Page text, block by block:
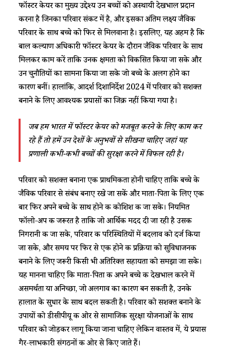
फॉस्टर केयर का मुख्य उद्देश्य उन बच्चों को अस्थायी देखभाल प्रदान
करना है जिनका परिवार संकट में है, और इसका अंतिम लक्ष्य जैविक
परिवार के साथ बच्चे को फिर से मिलवाना है। इसलिए, यह अहम है कि
बाल कल्याण अधिकारी फॉस्टर केयर के दौरान जैविक परिवार के साथ
मिलकर काम करें ताकि उनकी क्षमता को विकसित किया जा सके और
उन चुनौतियों का सामना किया जा सके जो बच्चे के अलग होने का
कारण बनीं। हालांकि, आदर्श दिशानिर्देश 2024 में परिवार को सशक्त
बनाने के लिए आवश्यक प्रयासों का जिक्र नहीं किया गया है।
जब हम भारत में फॉस्टर केयर को मजबूत करने के लिए काम कर
रहे हैं तो हमें उन देशों के अनुभवों से सीखना चाहिए जहां यह
प्रणाली कभी-कभी बच्चों की सुरक्षा करने में विफल रही है।
परिवार को सशक्त बनाना एक प्राथमिकता होनी चाहिए ताकि बच्चे के
जैविक परिवार से संबंध बनाए रखे जा सकें और माता-पिता के लिए एक
बार फिर अपने बच्चे के साथ होने की कोशिश की जा सके। नियमित
फॉलो-अप की जरूरत है ताकि जो आर्थिक मदद दी जा रही है उसकी
निगरानी की जा सके, परिवार की परिस्थितियों में बदलाव को दर्ज किया
जा सके, और समय पर फिर से एक होने की प्रक्रिया को सुविधाजनक
बनाने के लिए जरूरी किसी भी अतिरिक्त सहायता को समझा जा सके।
यह मानना चाहिए कि माता-पिता की अपने बच्चे की देखभाल करने में
असमर्थता या अनिच्छा, जो अलगाव का कारण बन सकती है, उनके
हालात के सुधार के साथ बदल सकती है। परिवार को सशक्त बनाने के
उपायों को डीसीपीयू की ओर से सामाजिक सुरक्षा योजनाओं के साथ
परिवार को जोड़कर लागू किया जाना चाहिए लेकिन वास्तव में, ये प्रयास
गैर-लाभकारी संगठनों की ओर से किए जाते हैं।